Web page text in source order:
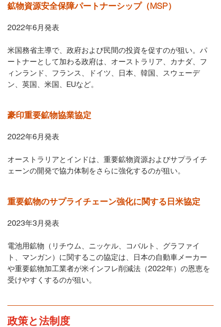
鉱物資源安全保障パートナーシップ（MSP）
2022年6月発表
米国務省主導で、政府および民間の投資を促すのが狙い。パ
ートナーとして加わる政府は、オーストラリア、カナダ、フ
ィンランド、フランス、ドイツ、日本、韓国、スウェーデ
ン、英国、米国、EUなど。
豪印重要鉱物協業協定
2022年6月発表
オーストラリアとインドは、重要鉱物資源およびサプライチ
ェーンの開発で協力体制をさらに強化するのが狙い。
重要鉱物のサプライチェーン強化に関する日米協定
2023年3月発表
電池用鉱物（リチウム、ニッケル、コバルト、グラファイ
ト、マンガン）に関するこの協定は、日本の自動車メーカー
や重要鉱物加工業者が米インフレ削減法（2022年）の恩恵を
受けやすくするのが狙い。
政策と法制度